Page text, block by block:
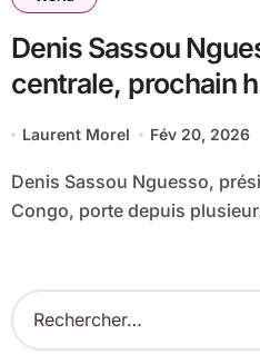
Denis Sassou
centrale, prochain
mondial ?
Laurent Morel Fév 20, 2026
Denis Sassou Nguesso, président de la République du
Congo, porte depuis
R
e